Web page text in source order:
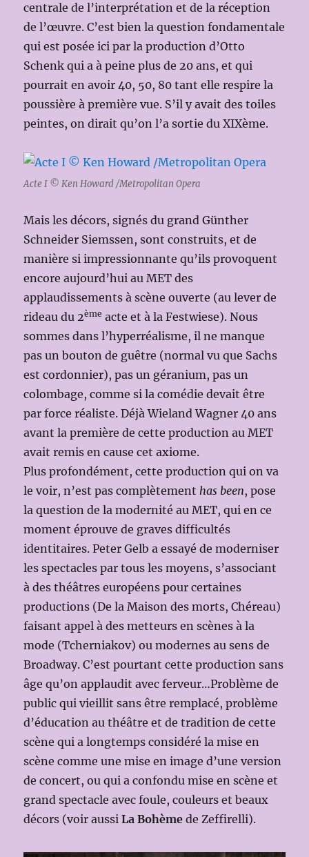
centrale de l’interprétation et de la réception
de l’œuvre. C’est bien la question fondamentale
qui est posée ici par la production d’Otto
Schenk qui a à peine plus de 20 ans, et qui
pourrait en avoir 40, 50, 80 tant elle respire la
poussière à première vue. S’il y avait des toiles
peintes, on dirait qu’on l’a sortie du XIXème.
Acte I © Ken Howard /Metropolitan Opera
Mais les décors, signés du grand Günther
Schneider Siemssen, sont construits, et de
manière si impressionnante qu’ils provoquent
encore aujourd’hui au MET des
applaudissements à scène ouverte (au lever de
rideau du 2ème acte et à la Festwiese). Nous
sommes dans l’hyperréalisme, il ne manque
pas un bouton de guêtre (normal vu que Sachs
est cordonnier), pas un géranium, pas un
colombage, comme si la comédie devait être
par force réaliste. Déjà Wieland Wagner 40 ans
avant la première de cette production au MET
avait remis en cause cet axiome.
Plus profondément, cette production qui on va
le voir, n’est pas complètementhas been, pose
la question de la modernité au MET, qui en ce
moment éprouve de graves difficultés
identitaires. Peter Gelb a essayé de moderniser
les spectacles par tous les moyens, s’associant
à des théâtres européens pour certaines
productions (De la Maison des morts, Chéreau)
faisant appel à des metteurs en scènes à la
mode (Tcherniakov) ou modernes au sens de
Broadway. C’est pourtant cette production sans
âge qu’on applaudit avec ferveur…Problème de
public qui vieillit sans être remplacé, problème
d’éducation au théâtre et de tradition de cette
scène qui a longtemps considéré la mise en
scène comme une mise en image d’une version
de concert, ou qui a confondu mise en scène et
grand spectacle avec foule, couleurs et beaux
décors (voir aussiLa Bohème de Zeffirelli).